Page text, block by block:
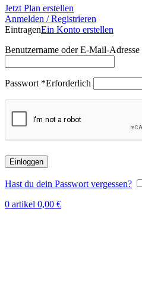
Jetzt Plan erstellen
Anmelden / Registrieren
EintragenEin Konto erstellen
Benutzername oder E-Mail-Adresse
Passwort *Erforderlich
Einloggen
Hast du dein Passwort vergessen?
0 artikel 0,00 €